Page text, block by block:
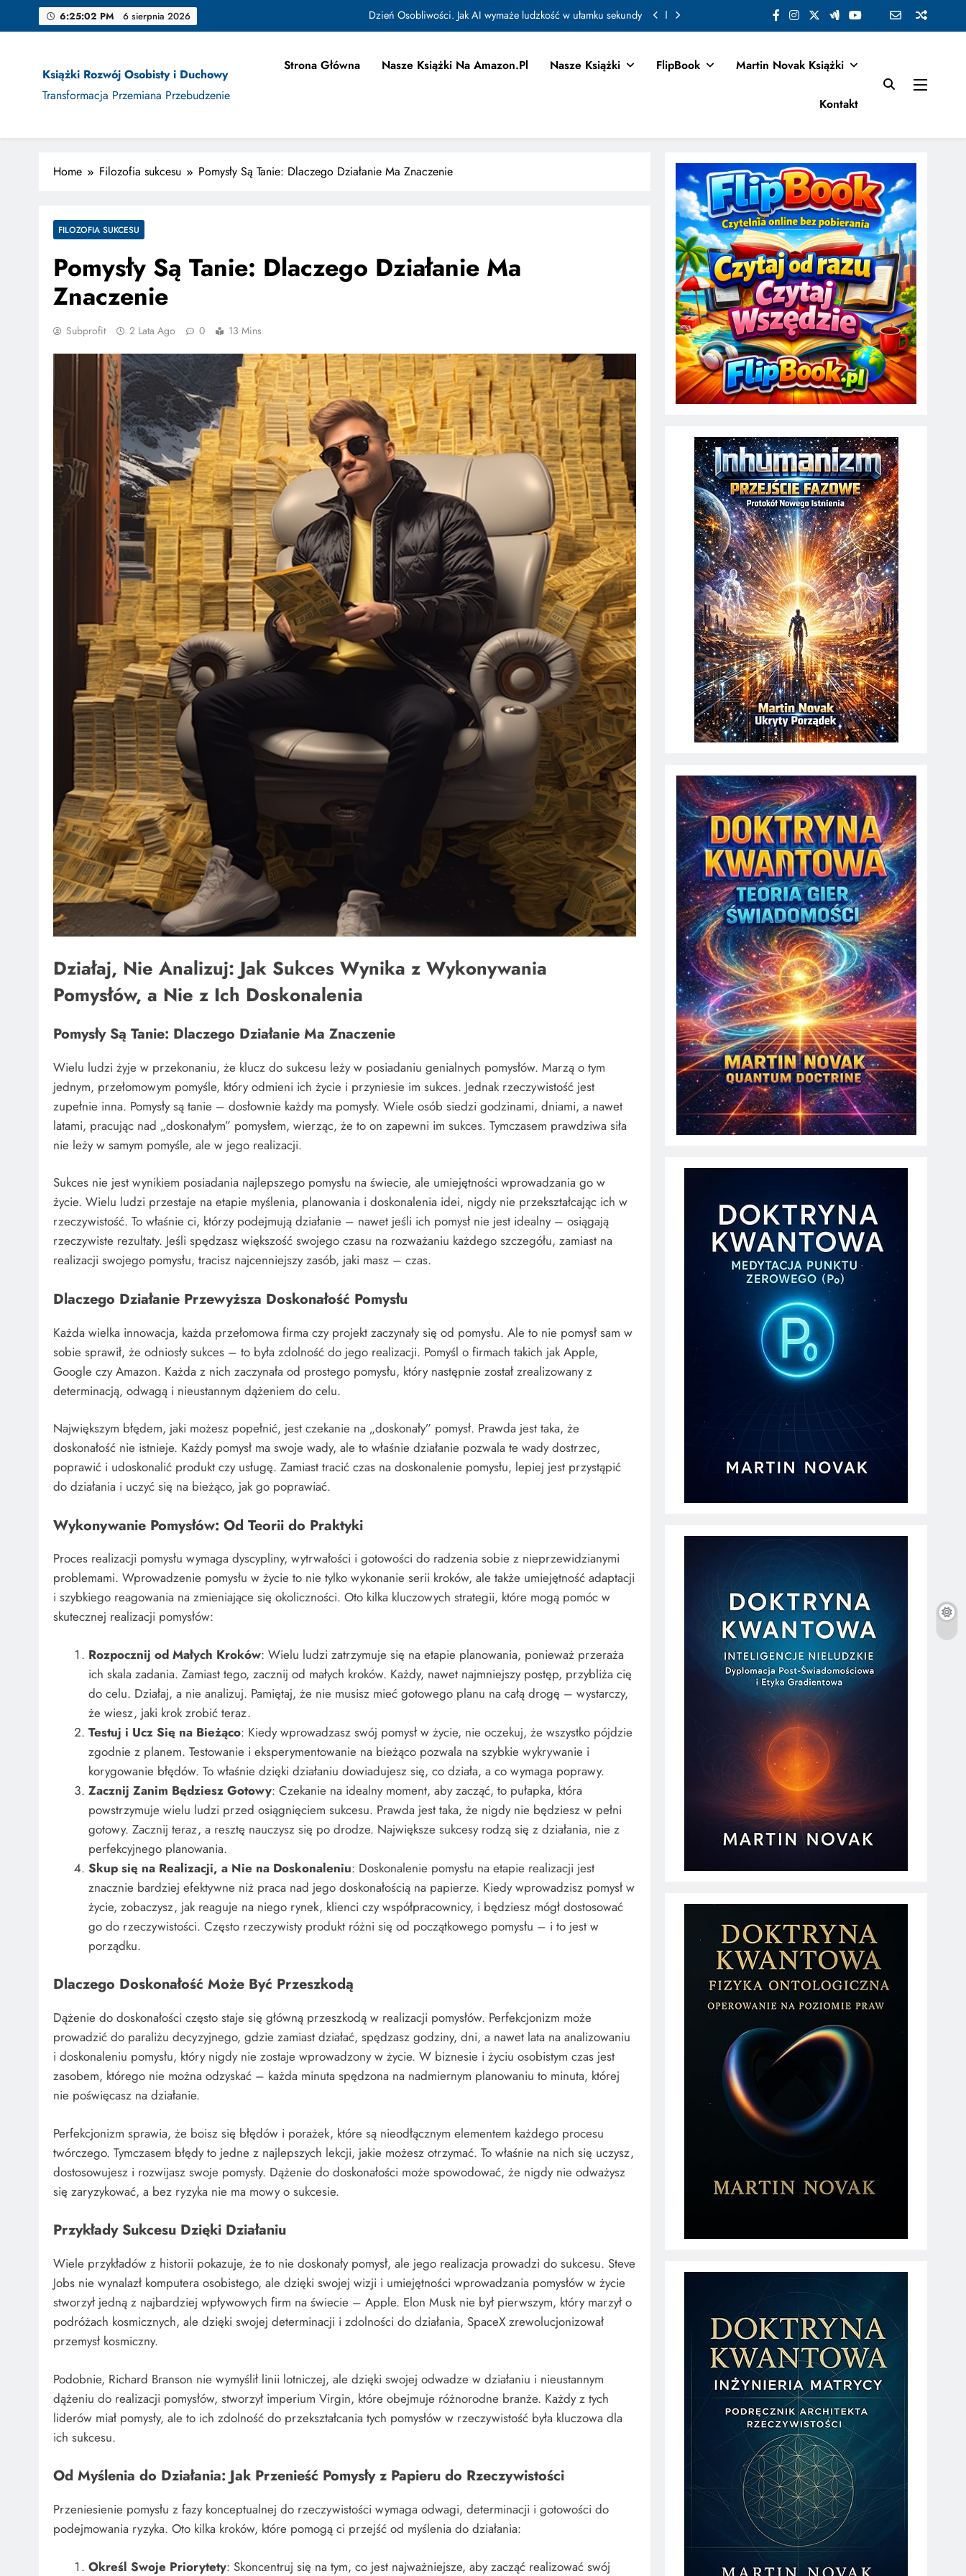
6:25:03 PM 6 sierpnia 2026
Jak Budować Myślokształty Powodzenia
Jak Budować Myślokształty Powodzenia
Jak Projektować i Aktywować Myślokształty dla Osiągania Celów w Codziennym Życiu
Książki Rozwój Osobisty i Duchowy
Transformacja Przemiana Przebudzenie
Strona Główna Nasze Książki Na Amazon.pl Nasze Książki FlipBook Martin Novak Książki
Kontakt
Home Filozofia sukcesu Pomysły Są Tanie: Dlaczego Działanie Ma Znaczenie
FILOZOFIA SUKCESU
Pomysły Są Tanie: Dlaczego Działanie Ma
Znaczenie
Subprofit 2 Lata Ago 0 13 Mins
Działaj, Nie Analizuj: Jak Sukces Wynika z Wykonywania
Pomysłów, a Nie z Ich Doskonalenia
Pomysły Są Tanie: Dlaczego Działanie Ma Znaczenie
Wielu ludzi żyje w przekonaniu, że klucz do sukcesu leży w posiadaniu genialnych pomysłów. Marzą o tym
jednym, przełomowym pomyśle, który odmieni ich życie i przyniesie im sukces. Jednak rzeczywistość jest
zupełnie inna. Pomysły są tanie – dosłownie każdy ma pomysły. Wiele osób siedzi godzinami, dniami, a nawet
latami, pracując nad „doskonałym” pomysłem, wierząc, że to on zapewni im sukces. Tymczasem prawdziwa siła
nie leży w samym pomyśle, ale w jego realizacji.
Sukces nie jest wynikiem posiadania najlepszego pomysłu na świecie, ale umiejętności wprowadzania go w
życie. Wielu ludzi przestaje na etapie myślenia, planowania i doskonalenia idei, nigdy nie przekształcając ich w
rzeczywistość. To właśnie ci, którzy podejmują działanie – nawet jeśli ich pomysł nie jest idealny – osiągają
rzeczywiste rezultaty. Jeśli spędzasz większość swojego czasu na rozważaniu każdego szczegółu, zamiast na
realizacji swojego pomysłu, tracisz najcenniejszy zasób, jaki masz – czas.
Dlaczego Działanie Przewyższa Doskonałość Pomysłu
Każda wielka innowacja, każda przełomowa firma czy projekt zaczynały się od pomysłu. Ale to nie pomysł sam w
sobie sprawił, że odniosły sukces – to była zdolność do jego realizacji. Pomyśl o firmach takich jak Apple,
Google czy Amazon. Każda z nich zaczynała od prostego pomysłu, który następnie został zrealizowany z
determinacją, odwagą i nieustannym dążeniem do celu.
Największym błędem, jaki możesz popełnić, jest czekanie na „doskonały” pomysł. Prawda jest taka, że
doskonałość nie istnieje. Każdy pomysł ma swoje wady, ale to właśnie działanie pozwala te wady dostrzec,
poprawić i udoskonalić produkt czy usługę. Zamiast tracić czas na doskonalenie pomysłu, lepiej jest przystąpić
do działania i uczyć się na bieżąco, jak go poprawiać.
Wykonywanie Pomysłów: Od Teorii do Praktyki
Proces realizacji pomysłu wymaga dyscypliny, wytrwałości i gotowości do radzenia sobie z nieprzewidzianymi
problemami. Wprowadzenie pomysłu w życie to nie tylko wykonanie serii kroków, ale także umiejętność adaptacji
i szybkiego reagowania na zmieniające się okoliczności. Oto kilka kluczowych strategii, które mogą pomóc w
skutecznej realizacji pomysłów:
Rozpocznij od Małych Kroków: Wielu ludzi zatrzymuje się na etapie planowania, ponieważ przeraża
ich skala zadania. Zamiast tego, zacznij od małych kroków. Każdy, nawet najmniejszy postęp, przybliża cię
do celu. Działaj, a nie analizuj. Pamiętaj, że nie musisz mieć gotowego planu na całą drogę – wystarczy,
że wiesz, jaki krok zrobić teraz.
Testuj i Ucz Się na Bieżąco: Kiedy wprowadzasz swój pomysł w życie, nie oczekuj, że wszystko pójdzie
zgodnie z planem. Testowanie i eksperymentowanie na bieżąco pozwala na szybkie wykrywanie i
korygowanie błędów. To właśnie dzięki działaniu dowiadujesz się, co działa, a co wymaga poprawy.
Zacznij Zanim Będziesz Gotowy: Czekanie na idealny moment, aby zacząć, to pułapka, która
powstrzymuje wielu ludzi przed osiągnięciem sukcesu. Prawda jest taka, że nigdy nie będziesz w pełni
gotowy. Zacznij teraz, a resztę nauczysz się po drodze. Największe sukcesy rodzą się z działania, nie z
perfekcyjnego planowania.
Skup się na Realizacji, a Nie na Doskonaleniu: Doskonalenie pomysłu na etapie realizacji jest
znacznie bardziej efektywne niż praca nad jego doskonałością na papierze. Kiedy wprowadzisz pomysł w
życie, zobaczysz, jak reaguje na niego rynek, klienci czy współpracownicy, i będziesz mógł dostosować
go do rzeczywistości. Często rzeczywisty produkt różni się od początkowego pomysłu – i to jest w
porządku.
Dlaczego Doskonałość Może Być Przeszkodą
Dążenie do doskonałości często staje się główną przeszkodą w realizacji pomysłów. Perfekcjonizm może
prowadzić do paraliżu decyzyjnego, gdzie zamiast działać, spędzasz godziny, dni, a nawet lata na analizowaniu
i doskonaleniu pomysłu, który nigdy nie zostaje wprowadzony w życie. W biznesie i życiu osobistym czas jest
zasobem, którego nie można odzyskać – każda minuta spędzona na nadmiernym planowaniu to minuta, której
nie poświęcasz na działanie.
Perfekcjonizm sprawia, że boisz się błędów i porażek, które są nieodłącznym elementem każdego procesu
twórczego. Tymczasem błędy to jedne z najlepszych lekcji, jakie możesz otrzymać. To właśnie na nich się uczysz,
dostosowujesz i rozwijasz swoje pomysły. Dążenie do doskonałości może spowodować, że nigdy nie odważysz
się zaryzykować, a bez ryzyka nie ma mowy o sukcesie.
Przykłady Sukcesu Dzięki Działaniu
Wiele przykładów z historii pokazuje, że to nie doskonały pomysł, ale jego realizacja prowadzi do sukcesu. Steve
Jobs nie wynalazł komputera osobistego, ale dzięki swojej wizji i umiejętności wprowadzania pomysłów w życie
stworzył jedną z najbardziej wpływowych firm na świecie – Apple. Elon Musk nie był pierwszym, który marzył o
podróżach kosmicznych, ale dzięki swojej determinacji i zdolności do działania, SpaceX zrewolucjonizował
przemysł kosmiczny.
Podobnie, Richard Branson nie wymyślił linii lotniczej, ale dzięki swojej odwadze w działaniu i nieustannym
dążeniu do realizacji pomysłów, stworzył imperium Virgin, które obejmuje różnorodne branże. Każdy z tych
liderów miał pomysły, ale to ich zdolność do przekształcania tych pomysłów w rzeczywistość była kluczowa dla
ich sukcesu.
Od Myślenia do Działania: Jak Przenieść Pomysły z Papieru do Rzeczywistości
Przeniesienie pomysłu z fazy konceptualnej do rzeczywistości wymaga odwagi, determinacji i gotowości do
podejmowania ryzyka. Oto kilka kroków, które pomogą ci przejść od myślenia do działania:
Określ Swoje Priorytety: Skoncentruj się na tym, co jest najważniejsze, aby zacząć realizować swój